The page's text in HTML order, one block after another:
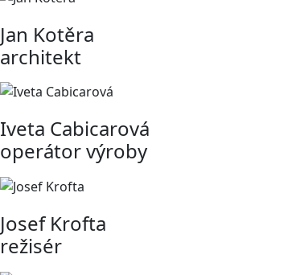
Jan Kotěra
architekt
Iveta Cabicarová
operátor výroby
Josef Krofta
režisér